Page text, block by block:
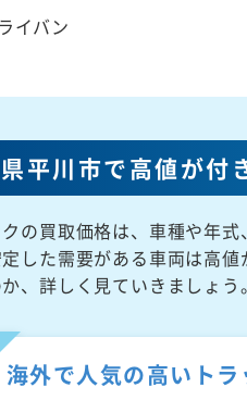
イバン
平川市で高値が付
クの買取価格は、車種や年
した需要がある車両は高
、詳しく見ていきましょう。
海外で人気の高いトラ